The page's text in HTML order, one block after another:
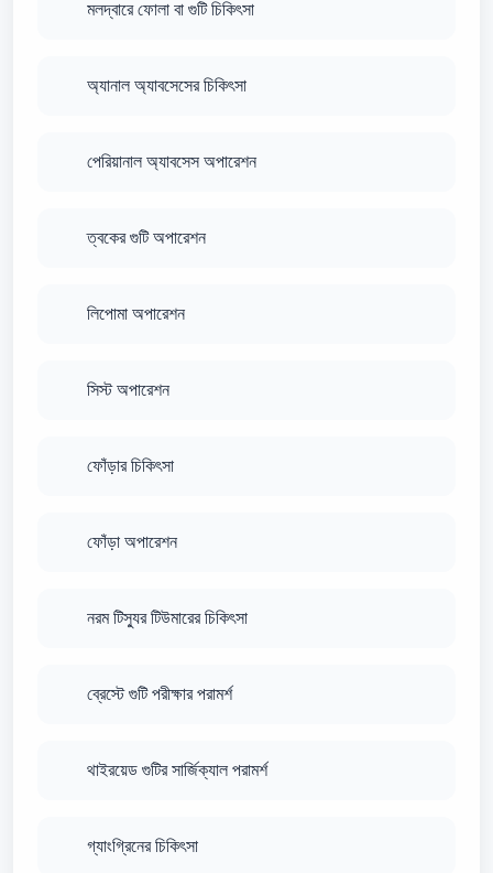
মলদ্বারে ফোলা বা গুটি চিকিৎসা
অ্যানাল অ্যাবসেসের চিকিৎসা
পেরিয়ানাল অ্যাবসেস অপারেশন
ত্বকের গুটি অপারেশন
লিপোমা অপারেশন
সিস্ট অপারেশন
ফোঁড়ার চিকিৎসা
ফোঁড়া অপারেশন
নরম টিস্যুর টিউমারের চিকিৎসা
ব্রেস্টে গুটি পরীক্ষার পরামর্শ
থাইরয়েড গুটির সার্জিক্যাল পরামর্শ
গ্যাংগ্রিনের চিকিৎসা